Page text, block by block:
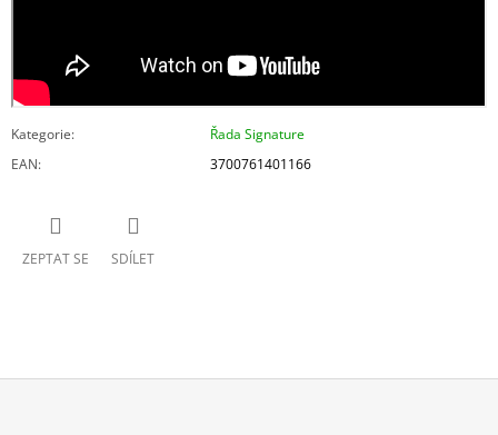
Kategorie:
Řada Signature
EAN: 3700761401166
ZEPTAT SE SDÍLET